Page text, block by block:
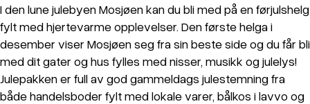
I den lune julebyen Mosjøen kan du bli med på en førjulshelg
fylt med hjertevarme opplevelser. Den første helga i
desember viser Mosjøen seg fra sin beste side og du får bli
med dit gater og hus fylles med nisser, musikk og julelys!
Julepakken er full av god gammeldags julestemning fra
både handelsboder fylt med lokale varer, bålkos i lavvo og